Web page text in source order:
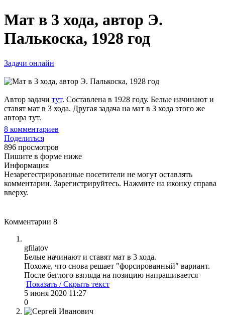
Мат в 3 хода, автор Э.
Палькоска, 1928 год
Задачи онлайн
Автор задачи тут. Составлена в 1928 году. Белые начинают и
ставят мат в 3 хода. Другая задача на мат в 3 хода этого же
автора тут.
8 комментариев
Поделиться
896 просмотров
Пишите в форме ниже
Информация
Незарегестрированные посетители не могут оставлять
комментарии. Зарегистрируйтесь. Нажмите на иконку справа
вверху.
Комментарии 8
gfilatov
Белые начинают и ставят мат в 3 хода.
Похоже, что снова решает "форсированный" вариант.
После беглого взгляда на позицию напрашивается
Показать / Скрыть текст
5 июня 2020 11:27
0